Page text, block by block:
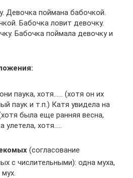
Девочка поймана бабочкой.
Бабочка ловит девочку.
Бабочка поймала девочку и
паука, хотя…… (хотя он их
паук и т.п.) Катя увидела на
была еще ранняя весна,
улетела, хотя…..
(согласование
с числительными): одна муха,